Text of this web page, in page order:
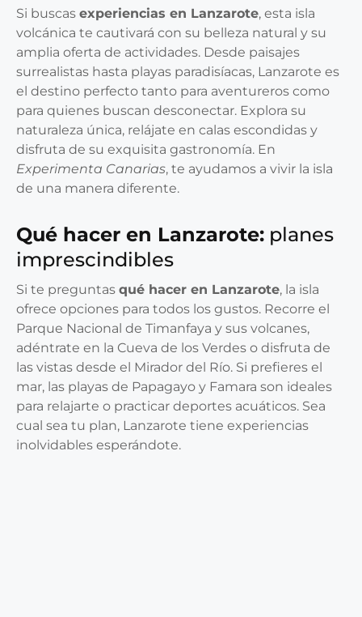
Si buscas experiencias en Lanzarote, esta isla
volcánica te cautivará con su belleza natural y su
amplia oferta de actividades. Desde paisajes
surrealistas hasta playas paradisíacas, Lanzarote es
el destino perfecto tanto para aventureros como
para quienes buscan desconectar. Explora su
naturaleza única, relájate en calas escondidas y
disfruta de su exquisita gastronomía. En
Experimenta Canarias, te ayudamos a vivir la isla
de una manera diferente.
Qué hacer en Lanzarote: planes
imprescindibles
Si te preguntas qué hacer en Lanzarote, la isla
ofrece opciones para todos los gustos. Recorre el
Parque Nacional de Timanfaya y sus volcanes,
adéntrate en la Cueva de los Verdes o disfruta de
las vistas desde el Mirador del Río. Si prefieres el
mar, las playas de Papagayo y Famara son ideales
para relajarte o practicar deportes acuáticos. Sea
cual sea tu plan, Lanzarote tiene experiencias
inolvidables esperándote.